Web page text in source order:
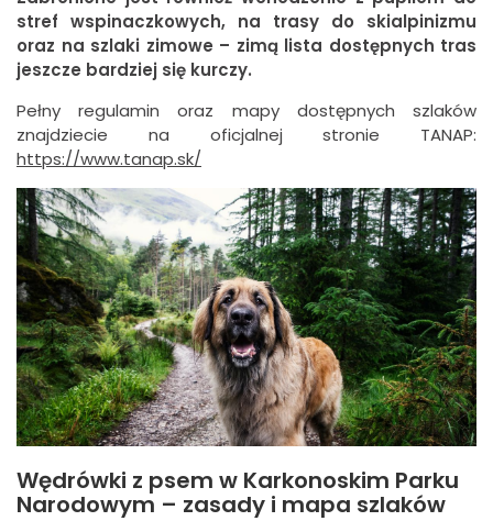
stref wspinaczkowych, na trasy do skialpinizmu
oraz na szlaki zimowe – zimą lista dostępnych tras
jeszcze bardziej się kurczy.
Pełny regulamin oraz mapy dostępnych szlaków
znajdziecie na oficjalnej stronie TANAP:
https://www.tanap.sk/
Wędrówki z psem w Karkonoskim Parku
Narodowym – zasady i mapa szlaków